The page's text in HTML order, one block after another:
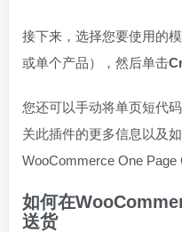
接下来，选择您要使用的
或单个产品），然后单击
您还可以手动将单页短代
关此插件的更多信息以及
WooCommerce One Page
如何在
送货